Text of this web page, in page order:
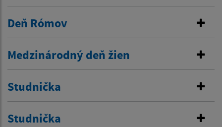
Deň Rómov
Medzinárodný deň žien
Studnička
Studnička